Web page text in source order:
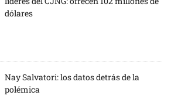
dólares
Nay Salvatori: los datos detrás de la
polémica